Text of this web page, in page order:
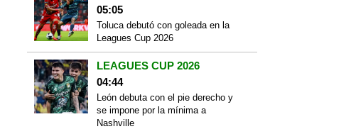
05:05
Toluca debutó con goleada en la
Leagues Cup 2026
LEAGUES CUP 2026
04:44
León debuta con el pie derecho y
se impone por la mínima a
Nashville